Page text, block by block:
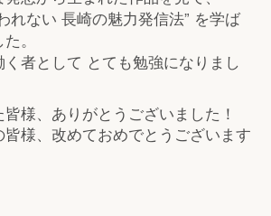
れない 長崎の魅力発信法” を学ば
。
者として とても勉強になりまし
様、ありがとうございました！
様、改めておめでとうございます